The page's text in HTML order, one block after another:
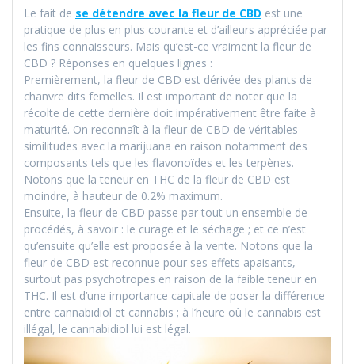
Le fait de se détendre avec la fleur de CBD est une
pratique de plus en plus courante et d’ailleurs appréciée par
les fins connaisseurs. Mais qu’est-ce vraiment la fleur de
CBD ? Réponses en quelques lignes :
Premièrement, la fleur de CBD est dérivée des plants de
chanvre dits femelles. Il est important de noter que la
récolte de cette dernière doit impérativement être faite à
maturité. On reconnaît à la fleur de CBD de véritables
similitudes avec la marijuana en raison notamment des
composants tels que les flavonoïdes et les terpènes.
Notons que la teneur en THC de la fleur de CBD est
moindre, à hauteur de 0.2% maximum.
Ensuite, la fleur de CBD passe par tout un ensemble de
procédés, à savoir : le curage et le séchage ; et ce n’est
qu’ensuite qu’elle est proposée à la vente. Notons que la
fleur de CBD est reconnue pour ses effets apaisants,
surtout pas psychotropes en raison de la faible teneur en
THC. Il est d’une importance capitale de poser la différence
entre cannabidiol et cannabis ; à l’heure où le cannabis est
illégal, le cannabidiol lui est légal.